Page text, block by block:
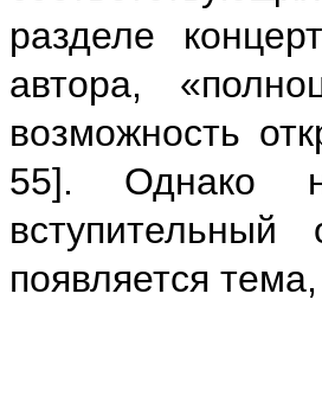
разделе
автора,
возможность
55]. Однако
появляется